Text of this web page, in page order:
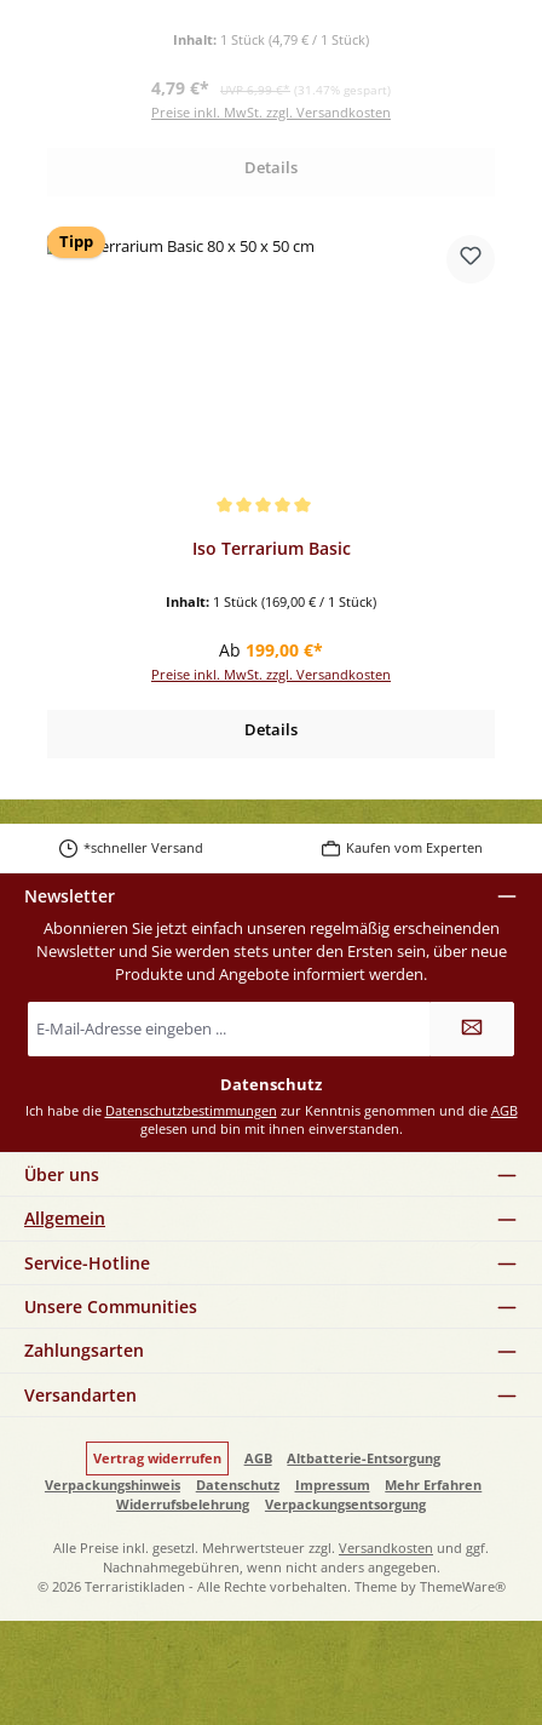
Inhalt: 1 Stück (4,79 € / 1 Stück)
Verkaufspreis:
4,79 €* Regulärer Preis:
UVP 6,99 €* (31.47% gespart)
Preise inkl. MwSt. zzgl. Versandkosten
Details
Tipp
Iso Terrarium Basic
Inhalt: 1 Stück (169,00 € / 1 Stück)
Regulärer Preis:
Ab 199,00 €*
Preise inkl. MwSt. zzgl. Versandkosten
Details
*schneller Versand Kaufen vom Experten
Newsletter
Abonnieren Sie jetzt einfach unseren regelmäßig erscheinenden
Newsletter und Sie werden stets unter den Ersten sein, über neue
Produkte und Angebote informiert werden.
E-
Mail-
Datenschutz
Ich habe die Datenschutzbestimmungen zur Kenntnis genommen und die AGB
gelesen und bin mit ihnen einverstanden.
Über uns
Allgemein
Service-Hotline
Unsere Communities
Zahlungsarten
Versandarten
Vertrag widerrufen AGB
Altbatterie-Entsorgung
Verpackungshinweis
Datenschutz Impressum
Mehr Erfahren
Widerrufsbelehrung
Verpackungsentsorgung
Alle Preise inkl. gesetzl. Mehrwertsteuer zzgl. Versandkosten und ggf.
Nachnahmegebühren, wenn nicht anders angegeben.
© 2026 Terraristikladen - Alle Rechte vorbehalten. Theme by ThemeWare®